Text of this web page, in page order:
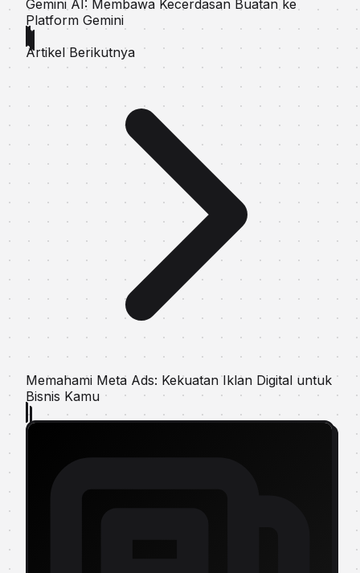
Gemini AI: Membawa Kecerdasan Buatan ke
Platform Gemini
Artikel Berikutnya
Memahami Meta Ads: Kekuatan Iklan Digital untuk
Bisnis Kamu